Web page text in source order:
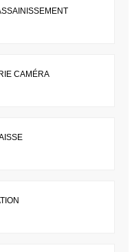
CAMÉRA